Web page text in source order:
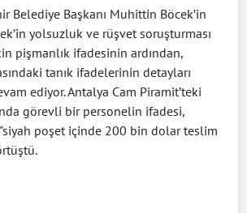
Belediye Başkanı Muhittin Böcek’in
yolsuzluk ve rüşvet soruşturması
pişmanlık ifadesinin ardından,
tanık ifadelerinin detayları
ediyor. Antalya Cam Piramit’teki
görevli bir personelin ifadesi,
"siyah poşet içinde 200 bin dolar teslim